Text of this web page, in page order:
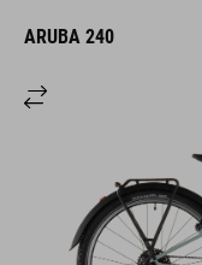
ARUBA 240